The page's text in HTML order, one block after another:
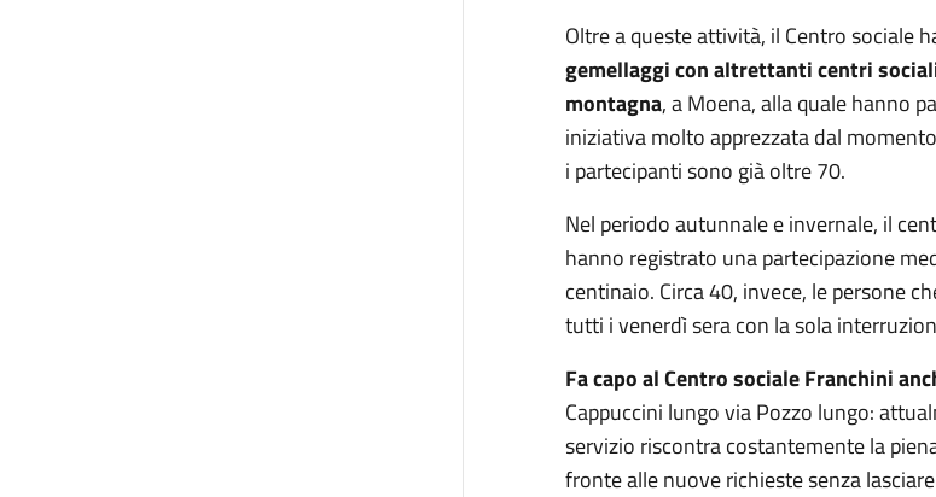
Oltre a queste attività, il Centro sociale
gemellaggi con altrettanti centri
montagna, a Moena, alla quale hanno
iniziativa molto apprezzata dal
i partecipanti sono già oltre 70.
Nel periodo autunnale e invernale, il
hanno registrato una partecipazione
centinaio. Circa 40, invece, le persone
tutti i venerdì sera con la sola
Fa capo al Centro sociale Franchini
Cappuccini lungo via Pozzo lungo:
servizio riscontra costantemente la
fronte alle nuove richieste senza